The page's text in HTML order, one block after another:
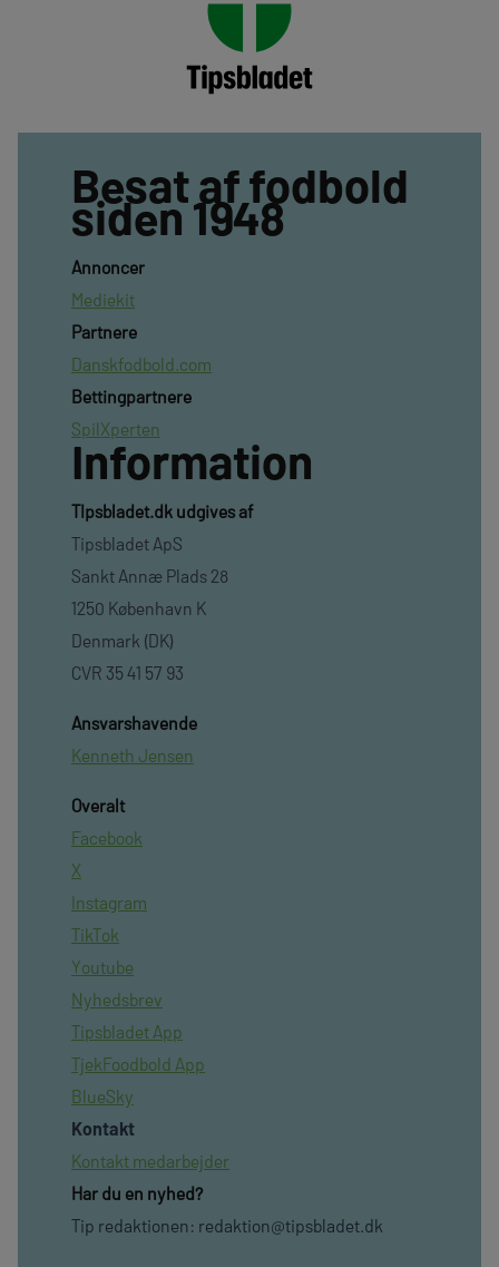
Besat af fodbold
siden 1948
Annoncer
Mediekit
Partnere
Danskfodbold.com
Bettingpartnere
SpilXperten
Information
TIpsbladet.dk udgives af
Tipsbladet ApS
Sankt Annæ Plads 28
1250 København K
Denmark (DK)
CVR 35 41 57 93
Ansvarshavende
Kenneth Jensen
Overalt
Facebook
X
Instagram
TikTok
Youtube
Nyhedsbrev
Tipsbladet App
TjekFoodbold App
BlueSky
Kontakt
Kontakt medarbejder
Har du en nyhed?
Tip redaktionen: redaktion@tipsbladet.dk